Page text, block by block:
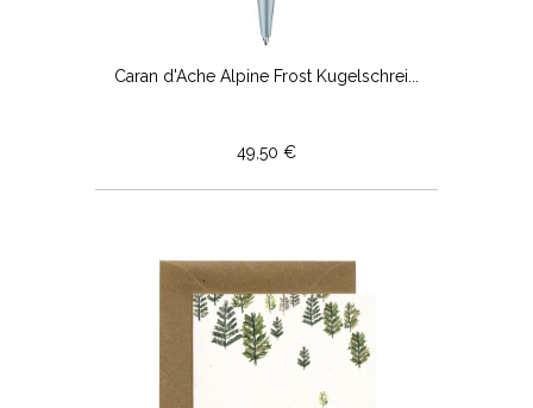
Caran d'Ache Alpine Frost Kugelschrei...
49,50 €